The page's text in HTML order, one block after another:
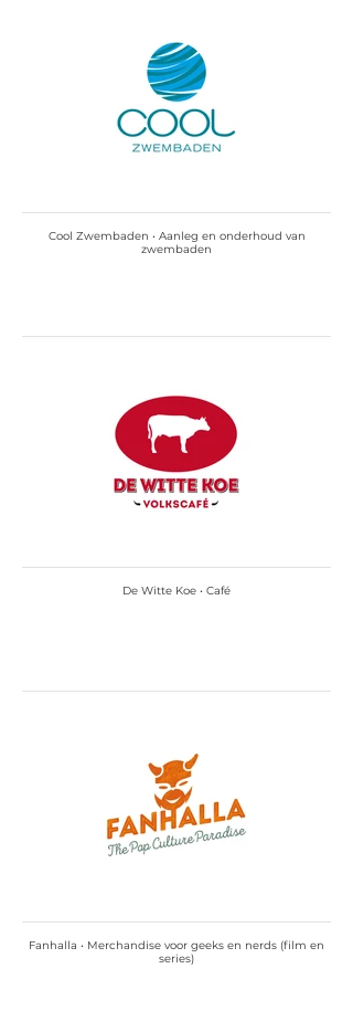
Cool Zwembaden • Aanleg en onderhoud van
zwembaden
De Witte Koe • Café
Fanhalla • Merchandise voor geeks en nerds (film en
series)